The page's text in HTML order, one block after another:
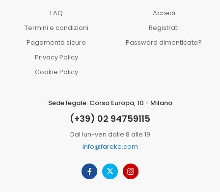
FAQ
Termini e condizioni
Pagamento sicuro
Privacy Policy
Cookie Policy
Accedi
Registrati
Password dimenticata?
Sede legale: Corso Europa, 10 - Milano
(+39) 02 94759115
Dal lun-ven dalle 8 alle 19
info@fareke.com